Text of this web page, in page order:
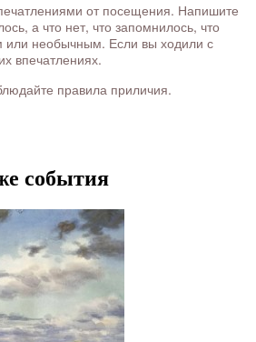
от посещения. Напишите
а что нет, что запомнилось, что
или необычным. Если вы ходили с
впечатлениях.
правила приличия.
события